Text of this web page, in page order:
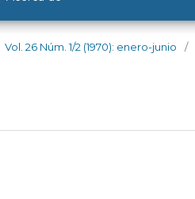
Vol. 26 Núm. 1/2 (1970): enero-junio /